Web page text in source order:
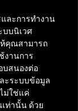
ละการทำงาน
บบนิเวศ
คุณสามารถ
งานการ
บสนองต่อ
ะระบบข้อมูล
ม่ใช่แค่
ท่านั้น ด้วย